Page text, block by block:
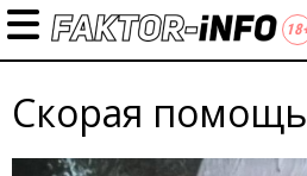
Скорая помощь